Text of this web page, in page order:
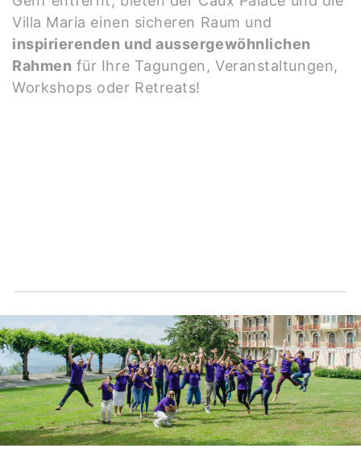
Villa Maria einen sicheren Raum und
inspirierenden und aussergewöhnlichen
Rahmen für Ihre Tagungen, Veranstaltungen,
Workshops oder Retreats!